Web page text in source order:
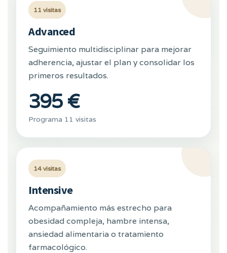
11 visitas
Advanced
Seguimiento multidisciplinar para mejorar
adherencia, ajustar el plan y consolidar los
primeros resultados.
395 €
Programa 11 visitas
14 visitas
Intensive
Acompañamiento más estrecho para
obesidad compleja, hambre intensa,
ansiedad alimentaria o tratamiento
farmacológico.